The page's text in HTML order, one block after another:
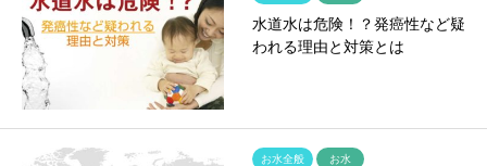
水道水は危険！？発癌性など疑
われる理由と対策とは
お水全般 お水